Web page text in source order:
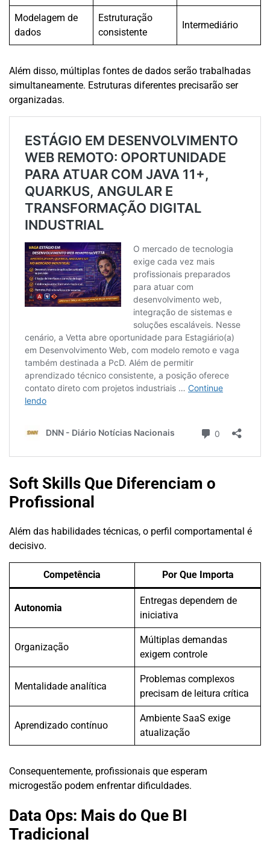
Modelagem de
dados
Estruturação
consistente
Intermediário
Além disso, múltiplas fontes de dados serão trabalhadas
simultaneamente. Estruturas diferentes precisarão ser
organizadas.
Soft Skills Que Diferenciam o
Profissional
Além das habilidades técnicas, o perfil comportamental é
decisivo.
Competência Por Que Importa
Autonomia
Entregas dependem de
iniciativa
Organização
Múltiplas demandas
exigem controle
Mentalidade analítica
Problemas complexos
precisam de leitura crítica
Aprendizado contínuo
Ambiente SaaS exige
atualização
Consequentemente, profissionais que esperam
microgestão podem enfrentar dificuldades.
Data Ops: Mais do Que BI
Tradicional